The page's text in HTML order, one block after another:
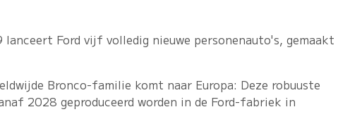
lanceert Ford vijf volledig nieuwe personenauto's, gemaakt
Bronco-familie komt naar Europa: Deze robuuste
2028 geproduceerd worden in de Ford-fabriek in